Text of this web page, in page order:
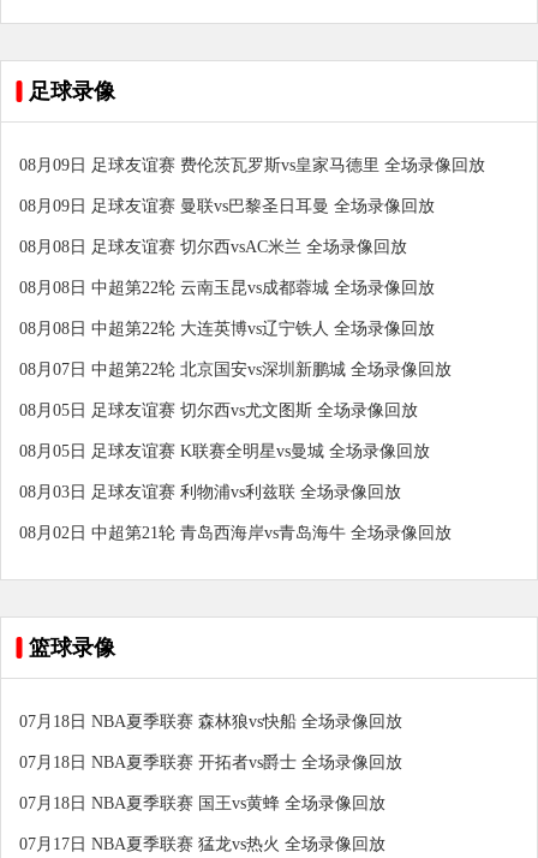
足球录像
08月09日 足球友谊赛 费伦茨瓦罗斯vs皇家马德里 全场录像回放
08月09日 足球友谊赛 曼联vs巴黎圣日耳曼 全场录像回放
08月08日 足球友谊赛 切尔西vsAC米兰 全场录像回放
08月08日 中超第22轮 云南玉昆vs成都蓉城 全场录像回放
08月08日 中超第22轮 大连英博vs辽宁铁人 全场录像回放
08月07日 中超第22轮 北京国安vs深圳新鹏城 全场录像回放
08月05日 足球友谊赛 切尔西vs尤文图斯 全场录像回放
08月05日 足球友谊赛 K联赛全明星vs曼城 全场录像回放
08月03日 足球友谊赛 利物浦vs利兹联 全场录像回放
08月02日 中超第21轮 青岛西海岸vs青岛海牛 全场录像回放
篮球录像
07月18日 NBA夏季联赛 森林狼vs快船 全场录像回放
07月18日 NBA夏季联赛 开拓者vs爵士 全场录像回放
07月18日 NBA夏季联赛 国王vs黄蜂 全场录像回放
07月17日 NBA夏季联赛 猛龙vs热火 全场录像回放